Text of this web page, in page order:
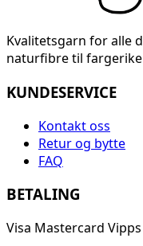
Kvalitetsgarn for alle
naturfibre til
KUNDESERVICE
Kontakt oss
Retur og bytte
FAQ
BETALING
Visa Mastercard Vipps